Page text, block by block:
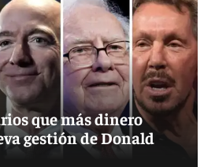
que más dinero
gestión de Donald